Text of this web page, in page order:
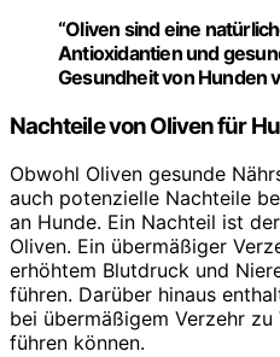
“Oliven sind eine
Antioxidantien und
Gesundheit von Hunden
Nachteile von Oliven für
Obwohl Oliven gesunde
auch potenzielle Nachteile
an Hunde. Ein Nachteil ist
Oliven. Ein übermäßiger
erhöhtem Blutdruck und
führen. Darüber hinaus
bei übermäßigem Verzehr
führen können.